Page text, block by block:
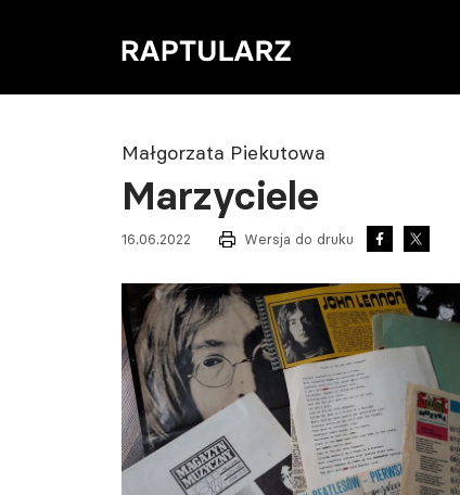
Małgorzata Piekutowa
Marzyciele
16.06.2022 Wersja do druku